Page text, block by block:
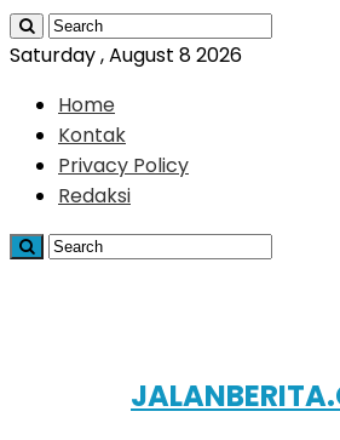
Saturday , August 8 2026
Home
Kontak
Privacy Policy
Redaksi